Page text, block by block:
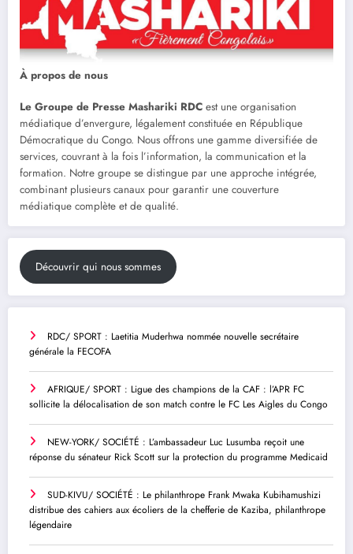
À propos de nous
Le Groupe de Presse Mashariki RDC est une organisation
médiatique d’envergure, légalement constituée en République
Démocratique du Congo. Nous offrons une gamme diversifiée de
services, couvrant à la fois l’information, la communication et la
formation. Notre groupe se distingue par une approche intégrée,
combinant plusieurs canaux pour garantir une couverture
médiatique complète et de qualité.
Découvrir qui nous sommes
RDC/ SPORT : Laetitia Muderhwa nommée nouvelle secrétaire
générale la FECOFA
AFRIQUE/ SPORT : Ligue des champions de la CAF : l’APR FC
sollicite la délocalisation de son match contre le FC Les Aigles du Congo
NEW-YORK/ SOCIÉTÉ : L’ambassadeur Luc Lusumba reçoit une
réponse du sénateur Rick Scott sur la protection du programme Medicaid
SUD-KIVU/ SOCIÉTÉ : Le philanthrope Frank Mwaka Kubihamushizi
distribue des cahiers aux écoliers de la chefferie de Kaziba, philanthrope
légendaire